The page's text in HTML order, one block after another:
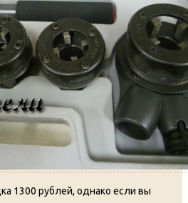
1300 рублей, однако если вы